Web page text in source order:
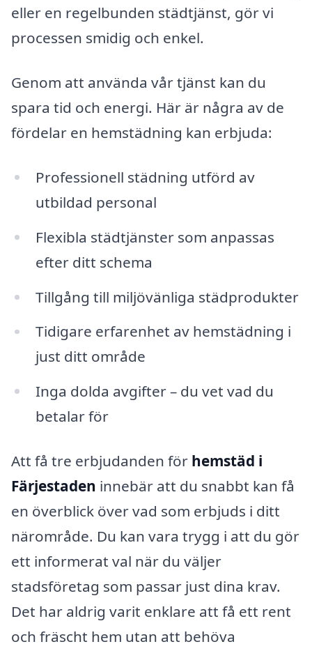
eller en regelbunden städtjänst, gör vi
processen smidig och enkel.
Genom att använda vår tjänst kan du
spara tid och energi. Här är några av de
fördelar en hemstädning kan erbjuda:
Professionell städning utförd av
utbildad personal
Flexibla städtjänster som anpassas
efter ditt schema
Tillgång till miljövänliga städprodukter
Tidigare erfarenhet av hemstädning i
just ditt område
Inga dolda avgifter – du vet vad du
betalar för
Att få tre erbjudanden för hemstäd i
Färjestaden innebär att du snabbt kan få
en överblick över vad som erbjuds i ditt
närområde. Du kan vara trygg i att du gör
ett informerat val när du väljer
stadsföretag som passar just dina krav.
Det har aldrig varit enklare att få ett rent
och fräscht hem utan att behöva